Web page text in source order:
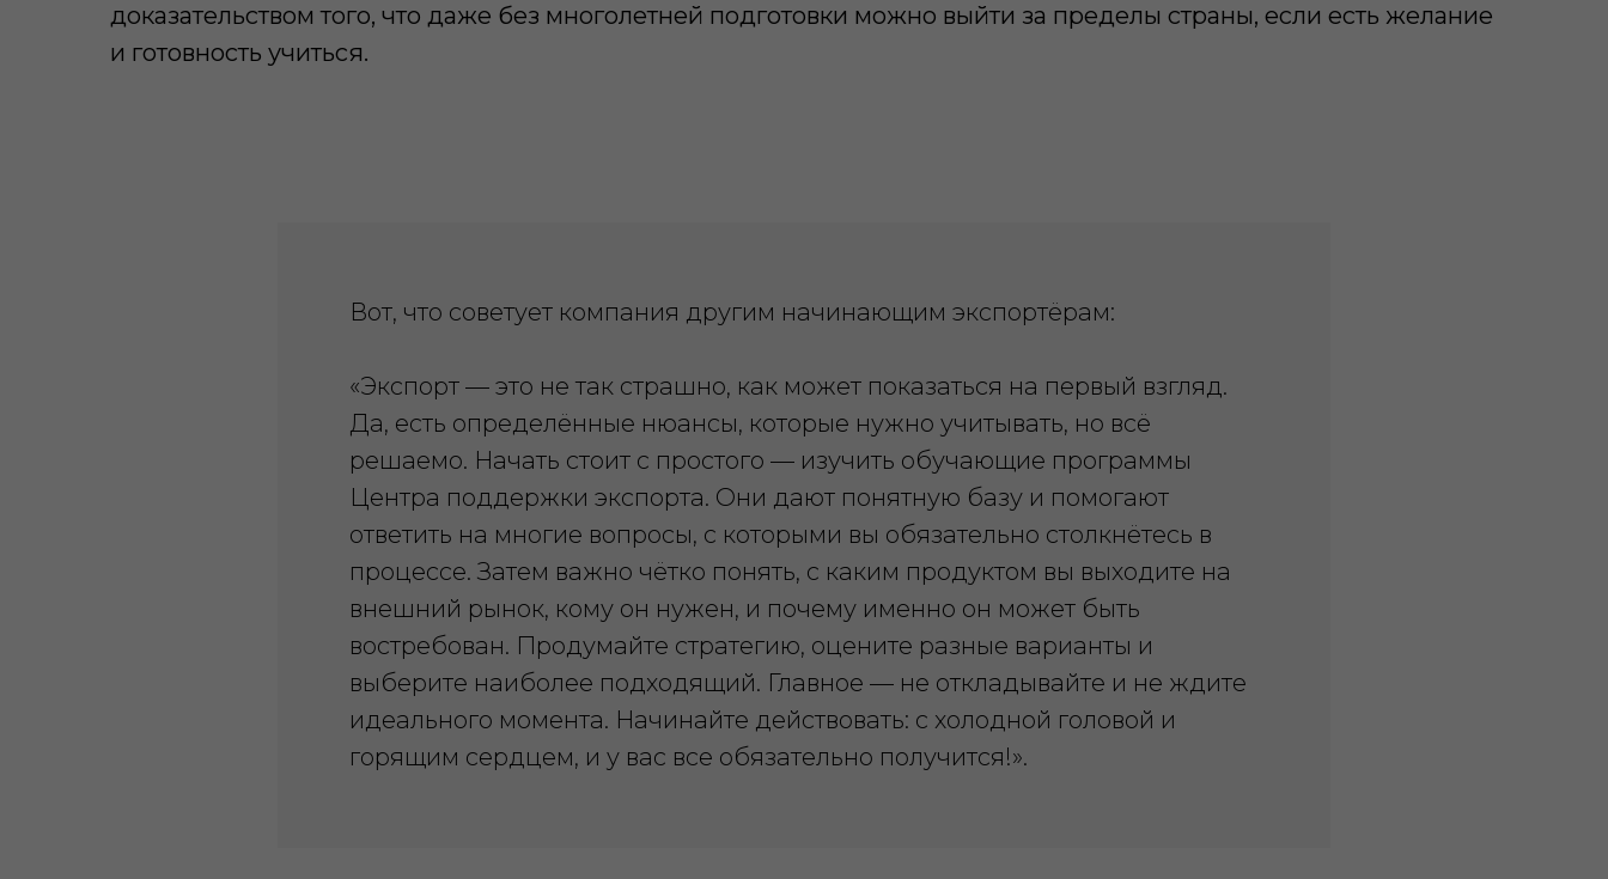
доказательством того, что даже без многолетней подготовки можно выйти за пределы страны, если есть желание
и готовность учиться.
Вот, что советует компания другим начинающим экспортёрам:
«Экспорт — это не так страшно, как может показаться на первый взгляд.
Да, есть определённые нюансы, которые нужно учитывать, но всё
решаемо. Начать стоит с простого — изучить обучающие программы
Центра поддержки экспорта. Они дают понятную базу и помогают
ответить на многие вопросы, с которыми вы обязательно столкнётесь в
процессе. Затем важно чётко понять, с каким продуктом вы выходите на
внешний рынок, кому он нужен, и почему именно он может быть
востребован. Продумайте стратегию, оцените разные варианты и
выберите наиболее подходящий. Главное — не откладывайте и не ждите
идеального момента. Начинайте действовать: с холодной головой и
горящим сердцем, и у вас все обязательно получится!».